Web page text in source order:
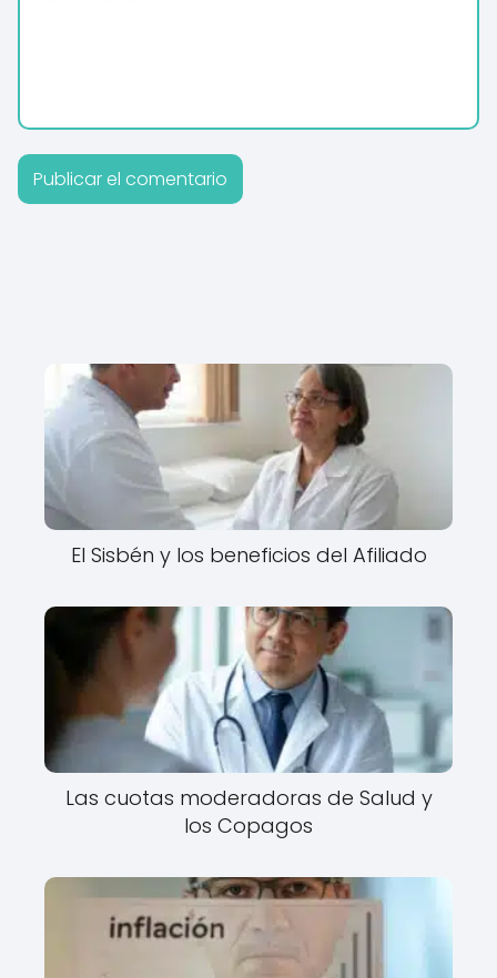
El Sisbén y los beneficios del Afiliado
Las cuotas moderadoras de Salud y
los Copagos